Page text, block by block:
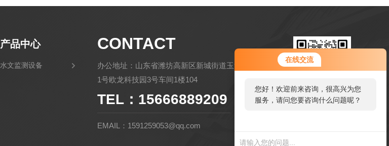
在线交流
您好！欢迎前来咨询，很高兴为您
服务，请问您要咨询什么问题呢？
了需求产品，您可以直接在线与我
产品中心
水文监测设备
CONTACT
办公地址：山东省潍坊高新区新城街道玉清社区金马路
1号欧龙科技园3号车间1楼104
TEL：15666889209
EMAIL：1591259053@qq.com
扫码微信联系